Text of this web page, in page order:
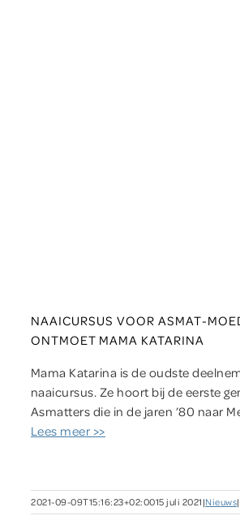
NAAICURSUS VOOR ASMAT-
ONTMOET MAMA KATARINA
Mama Katarina is de oudste
naaicursus. Ze hoort bij de eerste
Asmatters die in de jaren ’80 naar
Lees meer >>
2021-09-09T15:16:23+02:0015 juli 2021 |Nieuws|